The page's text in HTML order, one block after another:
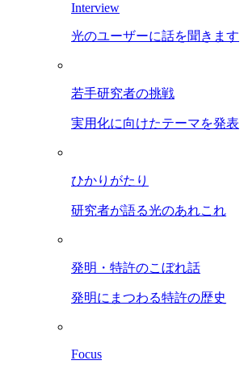
Interview
光のユーザーに話を聞きます
若手研究者の挑戦
実用化に向けたテーマを発表
ひかりがたり
研究者が語る光のあれこれ
発明・特許のこぼれ話
発明にまつわる特許の歴史
Focus